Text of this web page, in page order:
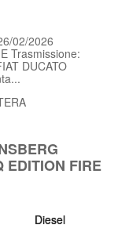
02/2026
Trasmissione:
DUCATO
EDITION FIRE
Diesel